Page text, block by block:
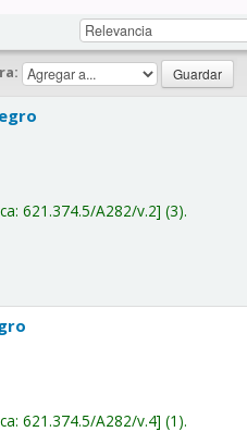
621.374.5/A282/v.2 (3).
621.374.5/A282/v.4 (1).